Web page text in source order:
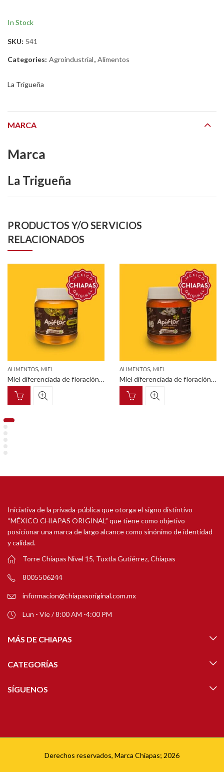
In Stock
SKU: 541
Categories: Agroindustrial, Alimentos
La Trigueña
MARCA
Marca
La Trigueña
PRODUCTOS Y/O SERVICIOS
RELACIONADOS
ALIMENTOS, MIEL
Miel diferenciada de floración de mangle pet cilíndrico con tapa enroscable 375 g
ALIMENTOS, MIEL
Miel diferenciada de floración de cafetal pet squeezable con tapa dosificadora 375g
Iniciativa de la privada-pública que otorga el signo distintivo
“MÉXICO CHIAPAS ORIGINAL” que tiene como objetivo
posicionar una marca de largo alcance como sinónimo de identidad
y calidad.
Torre Chiapas Nivel 15, Tuxtla Gutiérrez, Chiapas
8005506244
informacion@chiapasoriginal.com.mx
Lun - Vie / 8:00 AM -4:00 PM
MÁS DE CHIAPAS
CATEGORÍAS
SÍGUENOS
Derechos reservados, Marca Chiapas; 2026